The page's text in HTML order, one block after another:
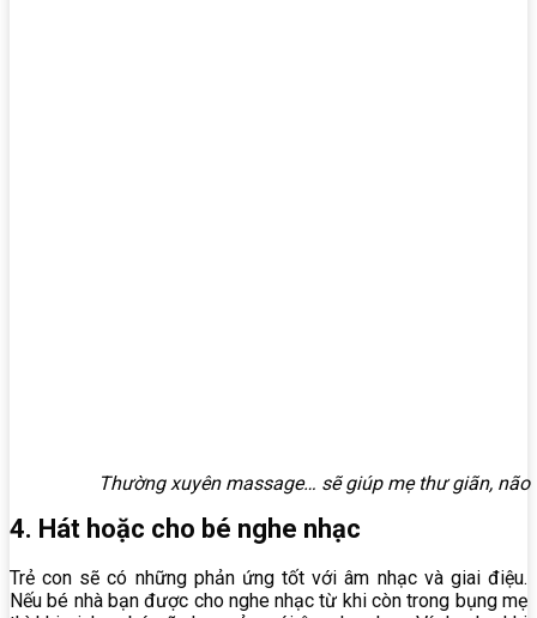
Thường xuyên massage… sẽ giúp mẹ thư giãn,
4. Hát hoặc cho bé nghe nhạc
Trẻ con sẽ có những phản ứng tốt với âm nhạc và giai điệu.
Nếu bé nhà bạn được cho nghe nhạc từ khi còn trong bụng mẹ